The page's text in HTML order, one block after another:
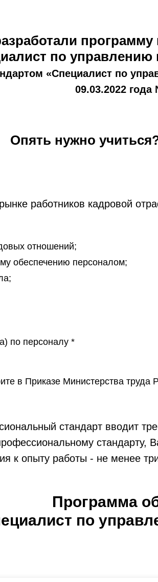
программу
по управлению
«Специалист по
09.03.2022
Опять нужно
работников кадровой
отношений;
обеспечению персоналом;
по персоналу *
в Приказе Министерства труда
стандарт вводит
стандарту,
к опыту работы - не менее
Программа
по